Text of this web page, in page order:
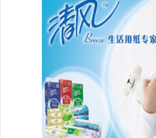
2020年家居行业求职指南：把握好3点关